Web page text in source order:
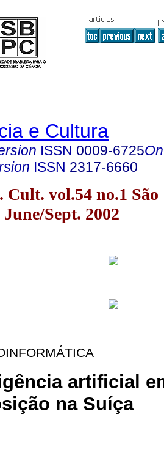
e Cultura
ISSN 0009-6725
ISSN 2317-6660
Cult. vol.54 no.1 São
Sept. 2002
artificial
na Suíça